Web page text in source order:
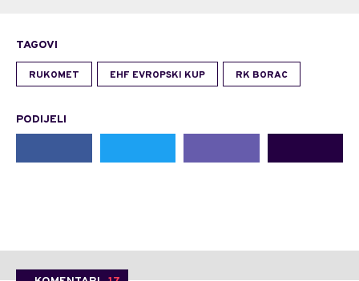
TAGOVI
RUKOMET EHF EVROPSKI KUP RK BORAC
PODIJELI